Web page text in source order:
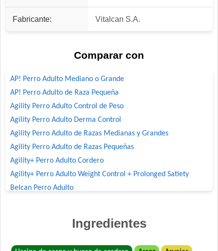
Fabricante: Vitalcan S.A.
Comparar con
AP! Perro Adulto Mediano o Grande
AP! Perro Adulto de Raza Pequeña
Agility Perro Adulto Control de Peso
Agility Perro Adulto Derma Control
Agility Perro Adulto de Razas Medianas y Grandes
Agility Perro Adulto de Razas Pequeñas
Agility+ Perro Adulto Cordero
Agility+ Perro Adulto Weight Control + Prolonged Satiety
Belcan Perro Adulto
Biocare Perro Adulto CorderoIngredientes